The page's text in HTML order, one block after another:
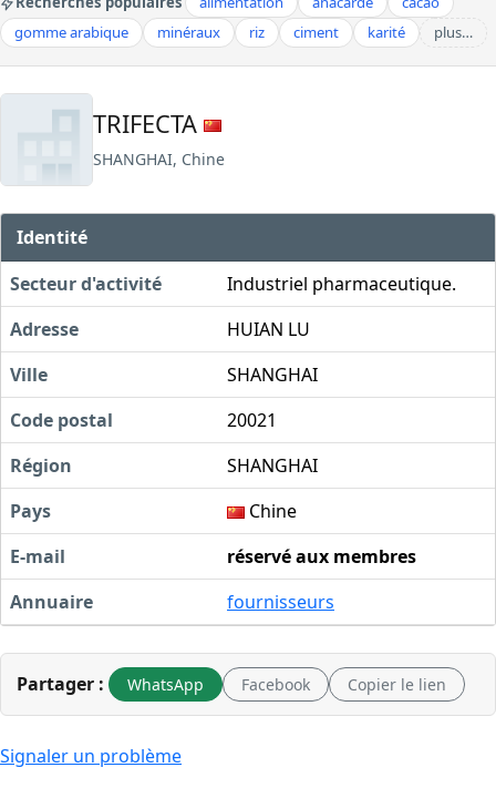
gomme arabique
minéraux riz ciment karité plus…
TRIFECTA
SHANGHAI, Chine
Identité
Secteur d'activité
Industriel pharmaceutique.
Adresse
HUIAN LU
Ville
SHANGHAI
Code postal
20021
Région
SHANGHAI
Pays
Chine
E-mail
réservé aux membres
Annuaire
fournisseurs
Partager : WhatsApp Facebook Copier le lien
Signaler un problème